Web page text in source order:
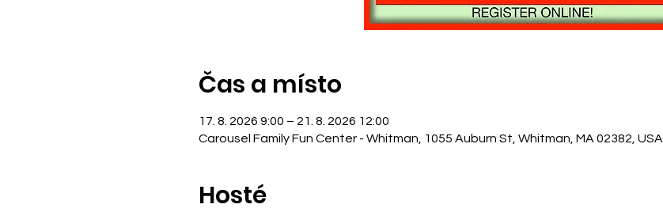
Čas a místo
17. 8. 2026 9:00 – 21. 8. 2026 12:00
Carousel Family Fun Center - Whitman, 1055 Auburn St, Whitman, MA 02382, USA
Hosté